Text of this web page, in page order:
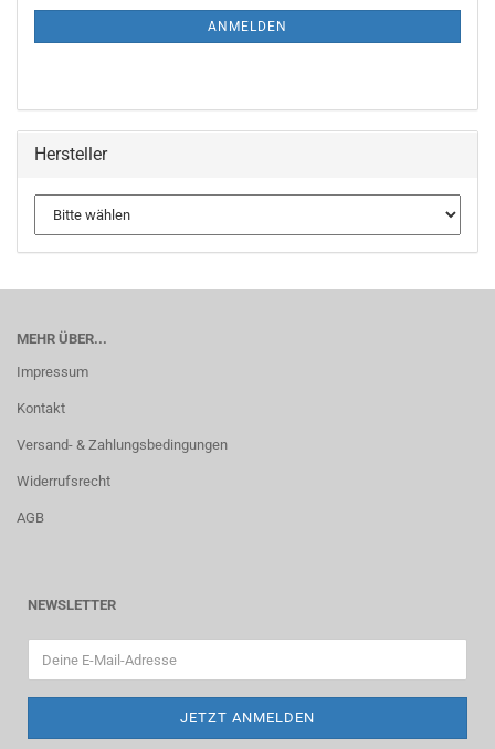
ANMELDEN
Hersteller
MEHR ÜBER...
Impressum
Kontakt
Versand- & Zahlungsbedingungen
Widerrufsrecht
AGB
NEWSLETTER